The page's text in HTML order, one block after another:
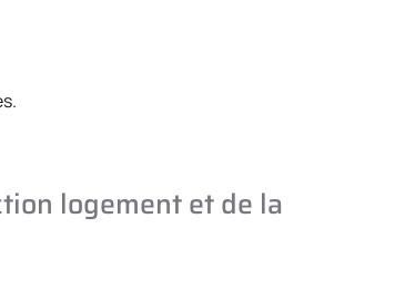
logement et de la